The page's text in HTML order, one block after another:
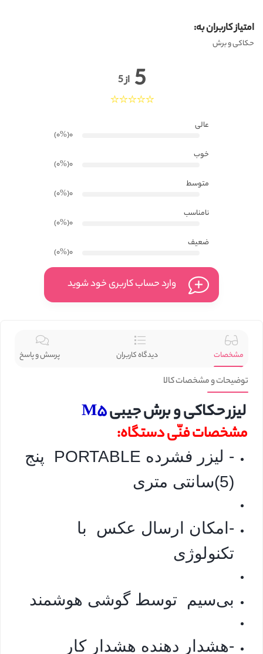
امتیاز کاربران به:
حکاکی و برش
5 از 5
عالی
0(۰%
)
خوب
0(۰%
)
متوسط
0(۰%
)
نامناسب
0(۰%
)
ضعیف
0(۰%
)
وارد حساب کاربری خود شوید
مشخصات دیدگاه کاربران پرسش و پاسخ
توضیحات و مشخصات کالا
لیزر حکاکی و برش جیبیM5
مشخصات فنّی دستگاه:
- لیزر فشرده PORTABLE پنج
(5)سانتی متری
-امکان ارسال عکس با
تکنولوژی
بی‌سیم توسط گوشی هوشمند
-هشدار دهنده هشدار کار